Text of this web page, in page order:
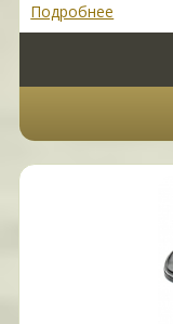
Подробнее